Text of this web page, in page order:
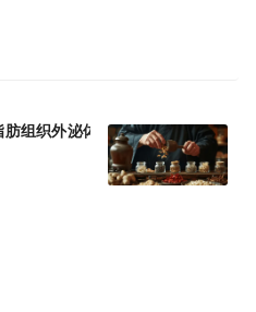
组织外泌体miR-27a-3p激活线粒